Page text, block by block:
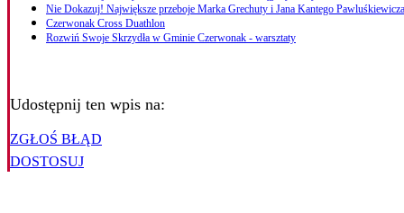
Nie Dokazuj! Największe przeboje Marka Grechuty i Jana Kantego
Czerwonak Cross Duathlon
Rozwiń Swoje Skrzydła w Gminie Czerwonak - warsztaty
Udostępnij ten wpis na:
ZGŁOŚ BŁĄD
DOSTOSUJ